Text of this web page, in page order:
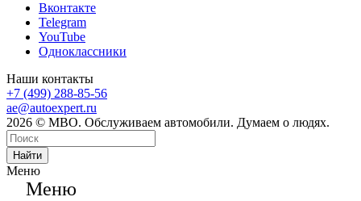
Вконтакте
Telegram
YouTube
Одноклассники
Наши контакты
+7 (499) 288-85-56
ae@autoexpert.ru
2026 © МВО. Обслуживаем автомобили. Думаем о людях.
Найти
Меню
Меню